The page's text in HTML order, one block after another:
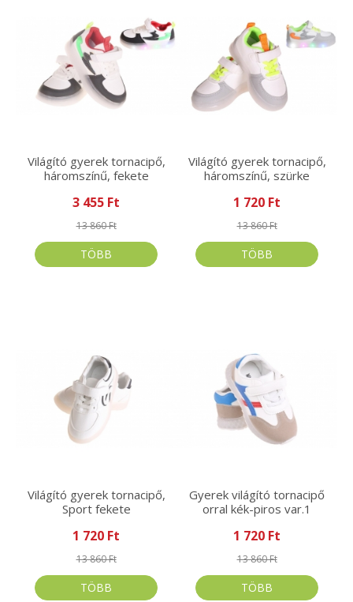
Világító gyerek tornacipő,
háromszínű, fekete
3 455 Ft
13 860 Ft
TÖBB
Világító gyerek tornacipő,
háromszínű, szürke
1 720 Ft
13 860 Ft
TÖBB
Világító gyerek tornacipő,
Sport fekete
1 720 Ft
13 860 Ft
TÖBB
Gyerek világító tornacipő
orral kék-piros var.1
1 720 Ft
13 860 Ft
TÖBB